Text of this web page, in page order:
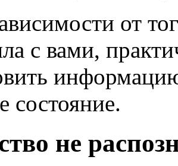
от
с вами,
состояние.
не